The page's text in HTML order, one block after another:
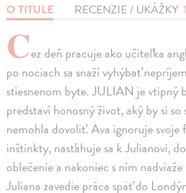
O TITULE RECENZIE / UKÁŽKY 1
Cez deň pracuje ako učiteľka
po nociach sa snaží vyhýbať
stiesnenom byte. JULIAN je vtipný
predstaví honosný život, aký by si
nemohla dovoliť. Ava ignoruje svoje
inštinkty, nasťahuje sa k Julianovi,
oblečenie a nakoniec s ním
Juliana zavedie práca späť do